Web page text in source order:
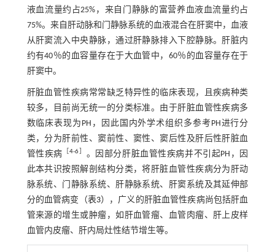
液血流量约占25%，来自门静脉的富营养血液血流量约占
75%。来自肝动脉和门静脉系统的血液混合在肝窦中，血液
从肝窦流入中央静脉，通过肝静脉排入下腔静脉。肝脏内
约有40％的血容量存在于大血管中，60％的血容量存在于
肝窦中。
肝脏血管性疾病常常缺乏特异性的临床表现，且疾病种类
较多，目前尚无统一的分类标准。由于肝脏血管性疾病多
数临床表现为PH，因此国内外学术组织多参考PH进行分
类，分为肝前性、窦前性、窦性、窦后性及肝后性肝脏血
管性疾病 ［4-6
。因部分肝脏血管性疾病并不引起PH，因
此本共识按照解剖结构分类，将肝脏血管性疾病分为肝动
脉系统、门静脉系统、肝静脉系统、肝窦系统及其延伸部
分的血管病变（表3），广义的肝脏血管性疾病尚包括肝血
管来源的增生或肿瘤，如肝血管瘤、血管肉瘤、肝上皮样
血管内皮瘤、肝内局灶性结节增生等。